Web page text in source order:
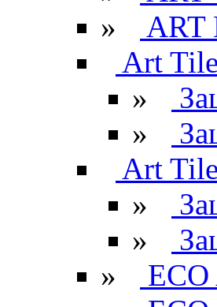
»
ART
Art
»
»
Art
»
»
»